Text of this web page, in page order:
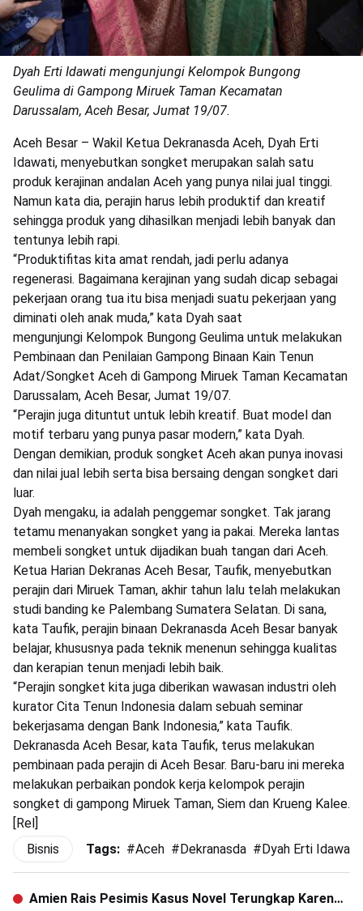
Dyah Erti Idawati mengunjungi Kelompok Bungong
Geulima di Gampong Miruek Taman Kecamatan
Darussalam, Aceh Besar, Jumat 19/07.
Aceh Besar – Wakil Ketua Dekranasda Aceh, Dyah Erti
Idawati, menyebutkan songket merupakan salah satu
produk kerajinan andalan Aceh yang punya nilai jual tinggi.
Namun kata dia, perajin harus lebih produktif dan kreatif
sehingga produk yang dihasilkan menjadi lebih banyak dan
tentunya lebih rapi.
“Produktifitas kita amat rendah, jadi perlu adanya
regenerasi. Bagaimana kerajinan yang sudah dicap sebagai
pekerjaan orang tua itu bisa menjadi suatu pekerjaan yang
diminati oleh anak muda,” kata Dyah saat
mengunjungi Kelompok Bungong Geulima untuk melakukan
Pembinaan dan Penilaian Gampong Binaan Kain Tenun
Adat/Songket Aceh di Gampong Miruek Taman Kecamatan
Darussalam, Aceh Besar, Jumat 19/07.
“Perajin juga dituntut untuk lebih kreatif. Buat model dan
motif terbaru yang punya pasar modern,” kata Dyah.
Dengan demikian, produk songket Aceh akan punya inovasi
dan nilai jual lebih serta bisa bersaing dengan songket dari
luar.
Dyah mengaku, ia adalah penggemar songket. Tak jarang
tetamu menanyakan songket yang ia pakai. Mereka lantas
membeli songket untuk dijadikan buah tangan dari Aceh.
Ketua Harian Dekranas Aceh Besar, Taufik, menyebutkan
perajin dari Miruek Taman, akhir tahun lalu telah melakukan
studi banding ke Palembang Sumatera Selatan. Di sana,
kata Taufik, perajin binaan Dekranasda Aceh Besar banyak
belajar, khususnya pada teknik menenun sehingga kualitas
dan kerapian tenun menjadi lebih baik.
“Perajin songket kita juga diberikan wawasan industri oleh
kurator Cita Tenun Indonesia dalam sebuah seminar
bekerjasama dengan Bank Indonesia,” kata Taufik.
Dekranasda Aceh Besar, kata Taufik, terus melakukan
pembinaan pada perajin di Aceh Besar. Baru-baru ini mereka
melakukan perbaikan pondok kerja kelompok perajin
songket di gampong Miruek Taman, Siem dan Krueng Kalee.
[Rel]
Bisnis
Tags: #Aceh # Dekranasda # Dyah Erti Idawati
Amien Rais Pesimis Kasus Novel Terungkap Karena